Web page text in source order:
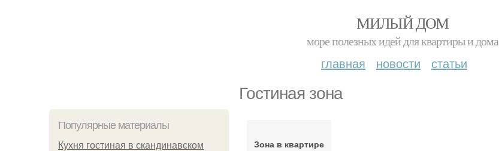
МИЛЫЙ ДОМ
море полезных идей для квартиры и дома
главная новости статьи
Гостиная зона
Популярные материалы
Кухня гостиная в скандинавском
Зона в квартире